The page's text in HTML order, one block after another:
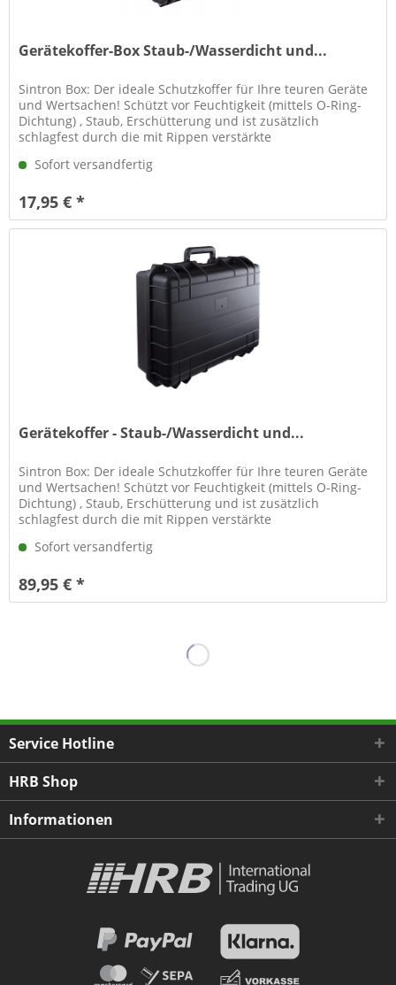
Gerätekoffer-Box Staub-/Wasserdicht und...
Sintron Box: Der ideale Schutzkoffer für Ihre teuren Geräte
und Wertsachen! Schützt vor Feuchtigkeit (mittels O-Ring-
Dichtung) , Staub, Erschütterung und ist zusätzlich
schlagfest durch die mit Rippen verstärkte
Sofort versandfertig
17,95 € *
Gerätekoffer - Staub-/Wasserdicht und...
Sintron Box: Der ideale Schutzkoffer für Ihre teuren Geräte
und Wertsachen! Schützt vor Feuchtigkeit (mittels O-Ring-
Dichtung) , Staub, Erschütterung und ist zusätzlich
schlagfest durch die mit Rippen verstärkte
Sofort versandfertig
89,95 € *
Service Hotline
HRB Shop
Informationen